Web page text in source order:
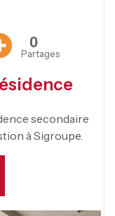
0
Partages
secondaire
à Sigroupe.